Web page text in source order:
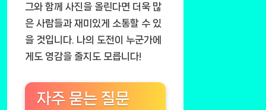
그와 함께 사진을 올린다면 더욱 많
은 사람들과 재미있게 소통할 수 있
을 것입니다. 나의 도전이 누군가에
게도 영감을 줄지도 모릅니다!
자주 묻는 질문